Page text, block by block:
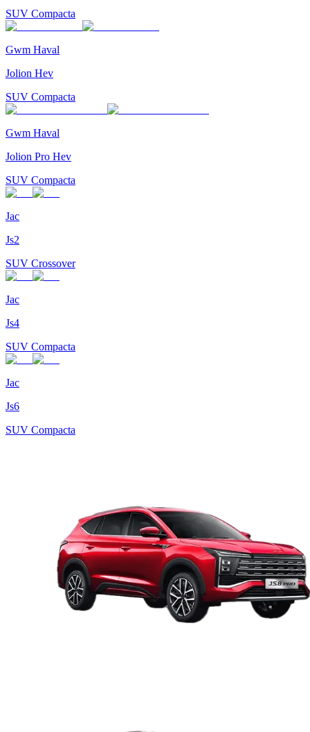
SUV Compacta
Gwm Haval
Jolion Hev
SUV Compacta
Gwm Haval
Jolion Pro Hev
SUV Compacta
Jac
Js2
SUV Crossover
Jac
Js4
SUV Compacta
Jac
Js6
SUV Compacta